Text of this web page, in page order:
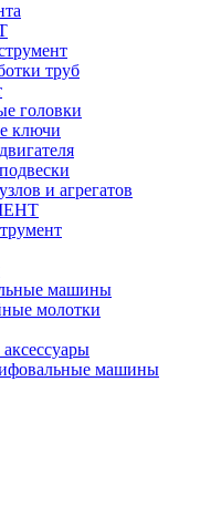
труб
головки
ключи
и агрегатов
машины
молотки
машины